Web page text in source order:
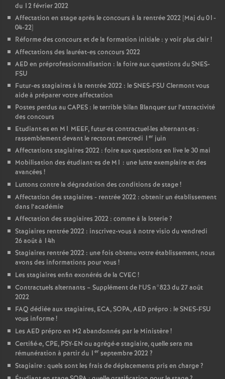
du 12 février 2022
Affectation en stage après le concours à la rentrée 2022 [Maj du 01-
04-22]
Réforme des concours et de la formation initiale : y voir plus clair!
Affectations des lauréat-es concours 2022
AED en préprofessionnalisation : la foire aux questions du SNES-
FSU
Futur-es stagiaires à la rentrée 2022 : le SNES-FSU Clermont vous
aide à préparer votre affectation
Postes perdus au CAPES : le terrible bilan Blanquer sur l’attractivité
des concours
Etudiant·es en M1 MEEF, futur·es contractuel·les alternant·es :
rassemblement devant le rectorat mercredi 1 er juin
Affectations stagiaires 2022 : foire aux questions en live le 30 mai
Mobilisation des étudiant•es de M1 : une lutte exemplaire et des
avancées !
Luttons contre la dégradation des conditions de stage!
Affectation des stagiaires - rentrée 2022 : obtenir un établissement
dans l’académie
Affectation des stagiaires 2022 : comme à la loterie?
Stagiaires rentrée 2022 : inscrivez-vous à notre visio du vendredi
26 août à 14h
Stagiaires rentrée 2022 : une fois obtenu votre établissement, nous
avons des informations pour vous !
Les stagiaires enfin exonérés de la CVEC!
Contractuels alternants – Supplément de l’US n°823 du 27 août
2022
FAQ dédiée aux stagiaires, ECA, SOPA, AED prépro : le SNES-FSU
vous informe!
Les AED prépro en M2 abandonnés par le Ministère!
Certifié·e, CPE, PSY-EN ou agrégé·e stagiaire, quelle sera ma
rémunération à partir du 1 er septembre 2022?
Stagiaire : quels sont les frais de déplacements pris en charge?